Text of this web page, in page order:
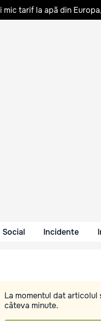
mic tarif la apă din
Social Incidente
La momentul dat articolul
câteva minute.